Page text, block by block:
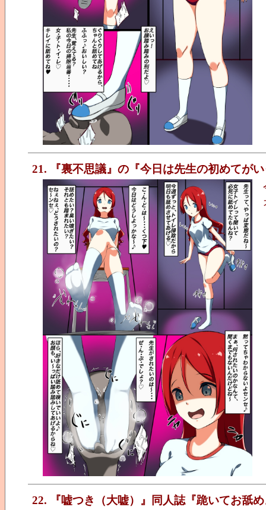
21. 『裏不思議』の『今日は先生の初めてが
22. 『嘘つき（大嘘）』同人誌『跪いてお舐